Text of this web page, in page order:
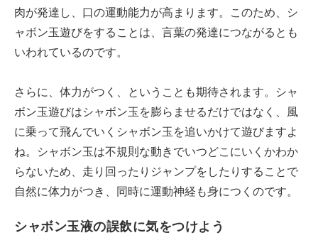
肉が発達し、口の運動能力が高まります。このため、シ
ャボン玉遊びをすることは、言葉の発達につながるとも
いわれているのです。
さらに、体力がつく、ということも期待されます。シャ
ボン玉遊びはシャボン玉を膨らませるだけではなく、風
に乗って飛んでいくシャボン玉を追いかけて遊びますよ
ね。シャボン玉は不規則な動きでいつどこにいくかわか
らないため、走り回ったりジャンプをしたりすることで
自然に体力がつき、同時に運動神経も身につくのです。
シャボン玉液の誤飲に気をつけよう